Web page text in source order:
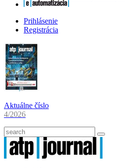
Prihlásenie
Registrácia
Aktuálne číslo
4/2026